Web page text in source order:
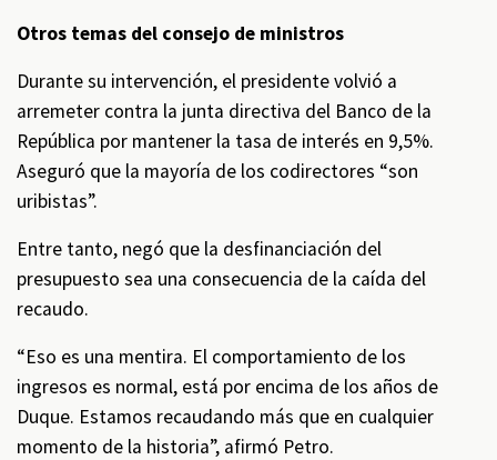
Otros temas del consejo de ministros
Durante su intervención, el presidente volvió a
arremeter contra la junta directiva del Banco de la
República por mantener la tasa de interés en 9,5%.
Aseguró que la mayoría de los codirectores “son
uribistas”.
Entre tanto, negó que la desfinanciación del
presupuesto sea una consecuencia de la caída del
recaudo.
“Eso es una mentira. El comportamiento de los
ingresos es normal, está por encima de los años de
Duque. Estamos recaudando más que en cualquier
momento de la historia”, afirmó Petro.